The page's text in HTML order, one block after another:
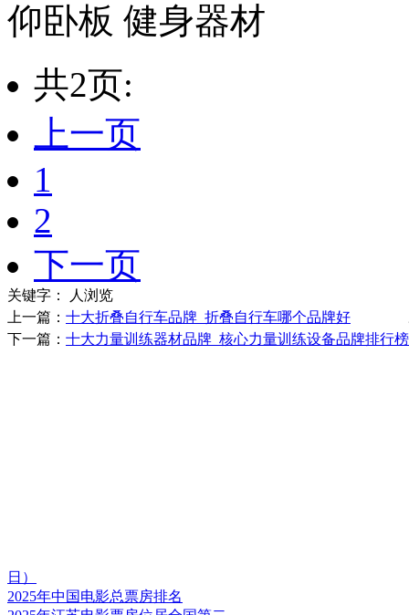
仰卧板 健身器材
共2页:
上一页
1
2
下一页
关键字：
人浏览
上一篇： 十大折叠自行车品牌_折叠自行车哪个品牌好
下一篇： 十大力量训练器材品牌_核心力量训练设备品牌排行榜
日）
2025年中国电影总票房排名